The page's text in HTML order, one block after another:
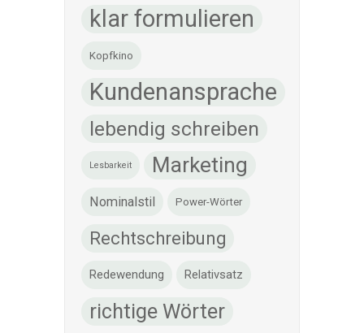
klar formulieren
Kopfkino
Kundenansprache
lebendig schreiben
Lesbarkeit Marketing
Nominalstil Power-Wörter
Rechtschreibung
Redewendung Relativsatz
richtige Wörter